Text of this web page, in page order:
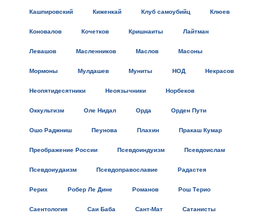
Кашпировский Киженкай Клуб самоубийц Клюев
Коновалов Кочетков Кришнаиты Лайтман
Левашов Масленников Маслов Масоны
Мормоны Мулдашев Муниты НОД Некрасов
Неопятидесятники Неоязычники Норбеков
Оккультизм Оле Нидал Орда Орден Пути
Ошо Раджниш Пеунова Плахин Пракаш Кумар
Преображение России Псевдоиндуизм Псевдоислам
Псевдоиудаизм Псевдоправославие Радастея
Рерих Робер Ле Дине Романов Рош Терио
Саентология Саи Баба Сант-Мат Сатанисты